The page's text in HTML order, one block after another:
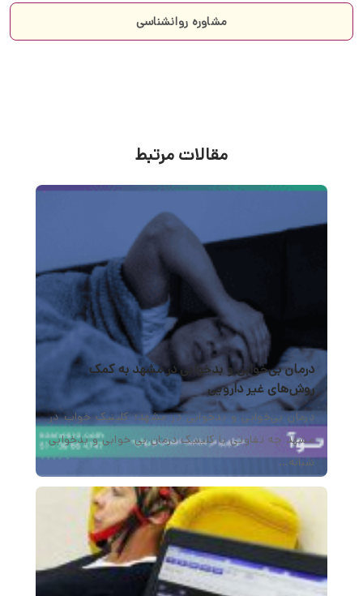
مشاوره روانشناسی
مقالات مرتبط
درمان بی‌خوابی و بدخوابی در مشهد به کمک
روش‌های غیر دارویی
درمان بی‌خوابی و بدخوابی در مشهد؛ کلینیک خواب در
مشهد چه تفاوتی با کلینیک درمان بی خوابی و بدخوابی
شبانه…